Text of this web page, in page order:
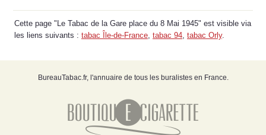
Cette page "Le Tabac de la Gare place du 8 Mai 1945" est visible via
les liens suivants : tabac Île-de-France, tabac 94, tabac Orly.
BureauTabac.fr, l'annuaire de tous les buralistes en France.